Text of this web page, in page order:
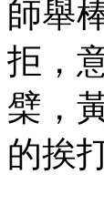
師舉
拒，
檗，
的挨